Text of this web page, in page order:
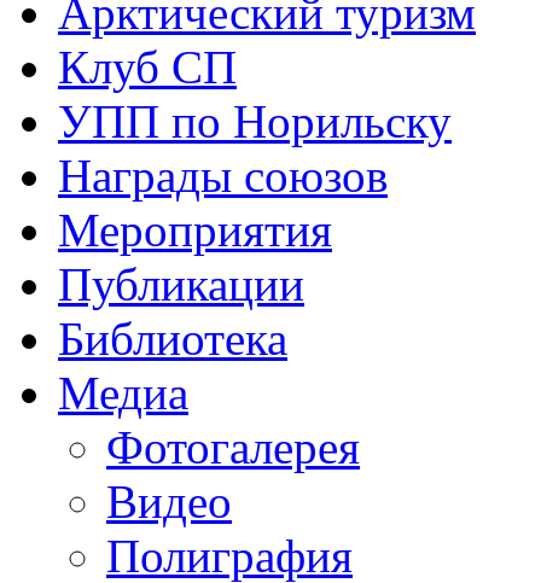
Арктический туризм
Клуб СП
УПП по Норильску
Награды союзов
Мероприятия
Публикации
Библиотека
Медиа
Фотогалерея
Видео
Полиграфия